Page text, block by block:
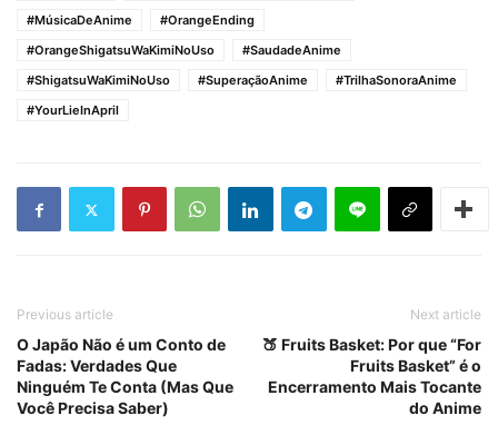
#MúsicaDeAnime
#OrangeEnding
#OrangeShigatsuWaKimiNoUso
#SaudadeAnime
#ShigatsuWaKimiNoUso
#SuperaçãoAnime
#TrilhaSonoraAnime
#YourLieInApril
Previous article
O Japão Não é um Conto de
Fadas: Verdades Que
Ninguém Te Conta (Mas Que
Você Precisa Saber)
Next article
🍑 Fruits Basket: Por que “For
Fruits Basket” é o
Encerramento Mais Tocante
do Anime